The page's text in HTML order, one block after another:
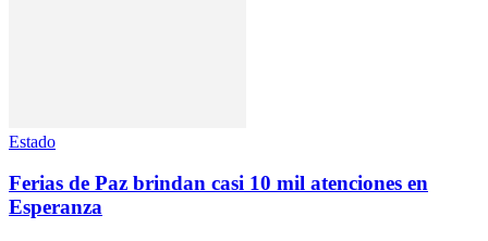
Estado
Ferias de Paz brindan casi 10 mil atenciones en
Esperanza